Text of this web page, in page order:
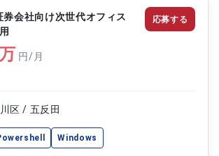
連携を図りながら円滑に業務を推進してい
イルアプリの設
発 ・機能実装および改修対応 ・不具合
修正対応 ・開発および製造工程での課
・チームメンバーとの連携および調整
のコミュニケーションによる業務推進
対応
券会社向け次世代オフィス
円/月
区 / 五反田
Windows
応募する